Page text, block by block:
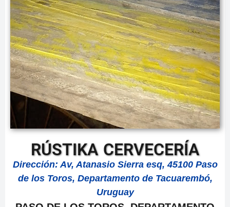
RÚSTIKA CERVECERÍA
Dirección: Av, Atanasio Sierra esq, 45100 Paso
de los Toros, Departamento de Tacuarembó,
Uruguay